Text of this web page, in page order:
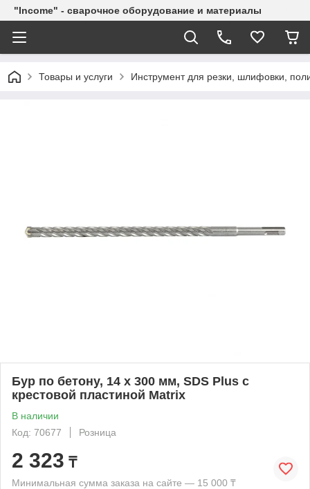
"Income" - сварочное оборудование и материалы
Товары и услуги Инструмент для резки, шлифовки,
Бур по бетону, 14 x 300 мм, SDS Plus c
крестовой пластиной Matrix
В наличии
Код: 70677
Розница
2 323 ₸
Минимальная сумма заказа на сайте — 15 000 ₸